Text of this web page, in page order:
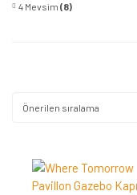
4 Mevsim (8)